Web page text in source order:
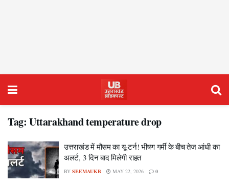
Tag: Uttarakhand temperature drop
उत्तराखंड में मौसम का यू-टर्न! भीषण गर्मी के बीच तेज आंधी का
अलर्ट, 3 दिन बाद मिलेगी राहत
BY SEEMAUKB MAY 22, 2026 0